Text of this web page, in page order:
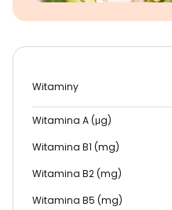
Witaminy
Witamina A (μg)
Witamina B1 (mg)
Witamina B2 (mg)
Witamina B5 (mg)